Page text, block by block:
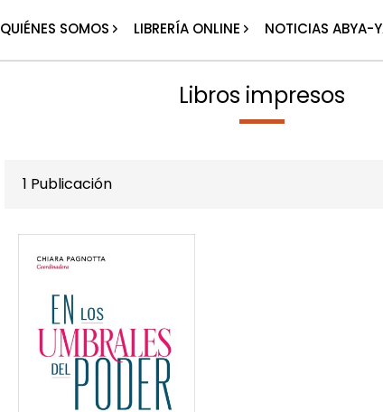
QUIÉNES SOMOS LIBRERÍA ONLINE NOTICIAS ABYA-
Libros impresos
1 Publicación